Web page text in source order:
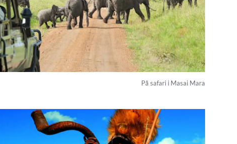
På safari i Masai Mara